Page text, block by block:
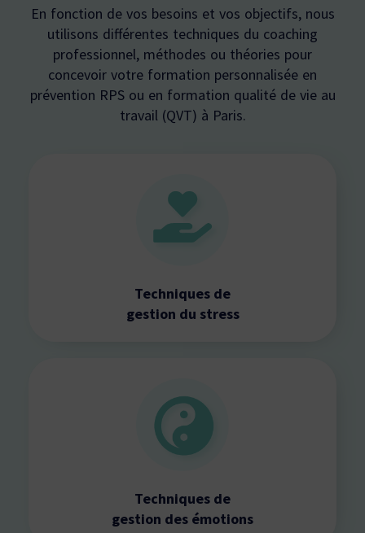
En fonction de vos besoins et vos objectifs, nous
utilisons différentes techniques du coaching
professionnel, méthodes ou théories pour
concevoir votre formation personnalisée en
prévention RPS ou en formation qualité de vie au
travail (QVT) à Paris.
Techniques de
gestion du stress
Techniques de
gestion des émotions